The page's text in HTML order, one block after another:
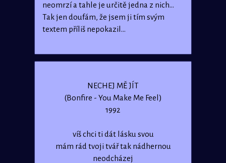
neomrzí a tahle je určitě jedna z nich...
Tak jen doufám, že jsem ji tím svým
textem příliš nepokazil...
NECHEJ MĚ JÍT
(Bonfire - You Make Me Feel)
1992
víš chci ti dát lásku svou
mám rád tvoji tvář tak nádhernou
neodcházej